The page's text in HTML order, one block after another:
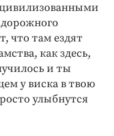
что там ездят
как здесь,
и ты
у виска в твою
улыбнутся